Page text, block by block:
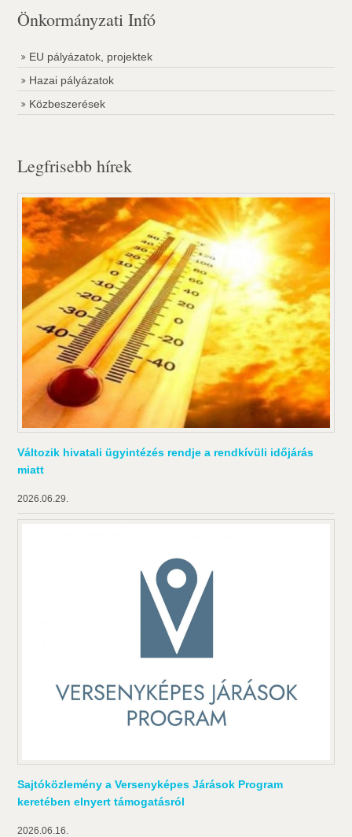
Önkormányzati Infó
EU pályázatok, projektek
Hazai pályázatok
Közbeszerések
Legfrisebb hírek
Változik hivatali ügyintézés rendje a rendkívüli időjárás
miatt
2026.06.29.
Sajtóközlemény a Versenyképes Járások Program
keretében elnyert támogatásról
2026.06.16.